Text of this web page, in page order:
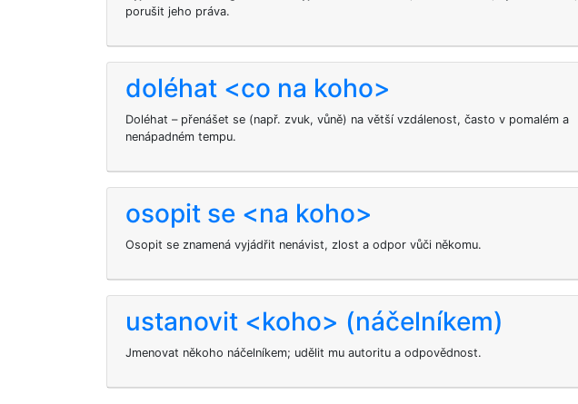
porušit jeho práva.
doléhat <co na koho>
Doléhat – přenášet se (např. zvuk, vůně) na větší vzdálenost, často v pomalém a
nenápadném tempu.
osopit se <na koho>
Osopit se znamená vyjádřit nenávist, zlost a odpor vůči někomu.
ustanovit <koho> (náčelníkem)
Jmenovat někoho náčelníkem; udělit mu autoritu a odpovědnost.